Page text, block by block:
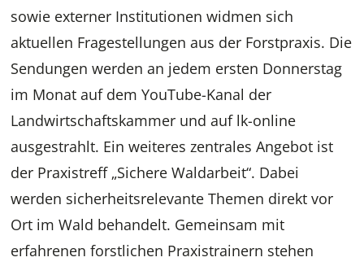
sowie externer Institutionen widmen sich
aktuellen Fragestellungen aus der Forstpraxis. Die
Sendungen werden an jedem ersten Donnerstag
im Monat auf dem YouTube-Kanal der
Landwirtschaftskammer und auf lk-online
ausgestrahlt. Ein weiteres zentrales Angebot ist
der Praxistreff „Sichere Waldarbeit“. Dabei
werden sicherheitsrelevante Themen direkt vor
Ort im Wald behandelt. Gemeinsam mit
erfahrenen forstlichen Praxistrainern stehen